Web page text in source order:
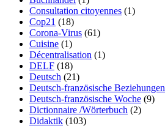
Consultation citoyennes (1)
Cop21 (18)
Corona-Virus (61)
Cuisine (1)
Décentralisation (1)
DELF (18)
Deutsch (21)
Deutsch-französische Beziehungen
Deutsch-französische Woche (9)
Dictionnaire /Wörterbuch (2)
Didaktik (103)